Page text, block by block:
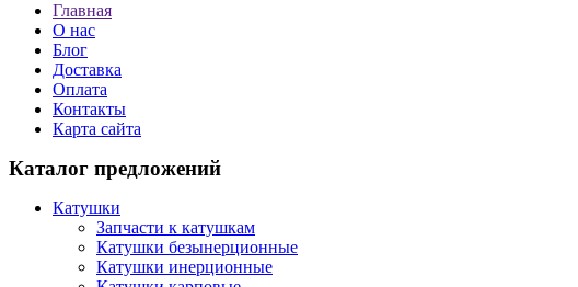
Главная
О нас
Блог
Доставка
Оплата
Контакты
Карта сайта
Каталог предложений
Катушки
Запчасти к катушкам
Катушки безынерционные
Катушки инерционные